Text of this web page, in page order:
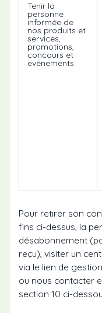
Tenir la
personne
informée de
nos produits et
services,
promotions,
concours et
événements
Pour retirer son
fins ci-dessus, la
désabonnement
reçu), visiter un
via le lien de
ou nous contacter
section 10 ci-